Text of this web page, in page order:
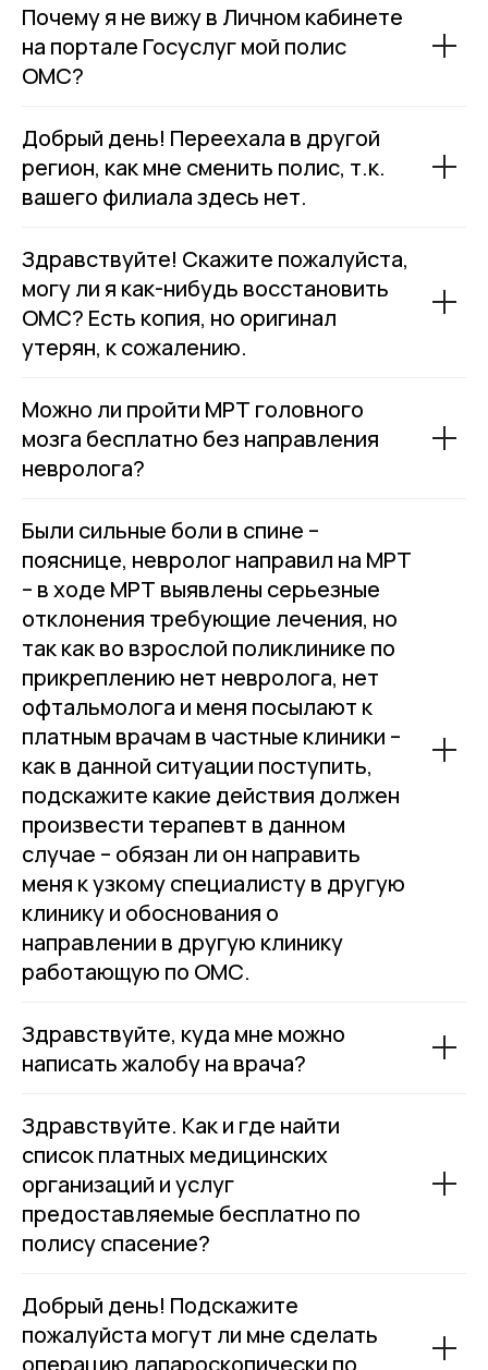
Почему я не вижу в Личном кабинете
на портале Госуслуг мой полис
ОМС?
Добрый день! Переехала в другой
регион, как мне сменить полис, т.к.
вашего филиала здесь нет.
Здравствуйте! Скажите пожалуйста,
могу ли я как-нибудь восстановить
ОМС? Есть копия, но оригинал
утерян, к сожалению.
Можно ли пройти МРТ головного
мозга бесплатно без направления
невролога?
Были сильные боли в спине –
пояснице, невролог направил на МРТ
– в ходе МРТ выявлены серьезные
отклонения требующие лечения, но
так как во взрослой поликлинике по
прикреплению нет невролога, нет
офтальмолога и меня посылают к
платным врачам в частные клиники –
как в данной ситуации поступить,
подскажите какие действия должен
произвести терапевт в данном
случае – обязан ли он направить
меня к узкому специалисту в другую
клинику и обоснования о
направлении в другую клинику
работающую по ОМС.
Здравствуйте, куда мне можно
написать жалобу на врача?
Здравствуйте. Как и где найти
список платных медицинских
организаций и услуг
предоставляемые бесплатно по
полису спасение?
Добрый день! Подскажите
пожалуйста могут ли мне сделать
операцию лапароскопически по